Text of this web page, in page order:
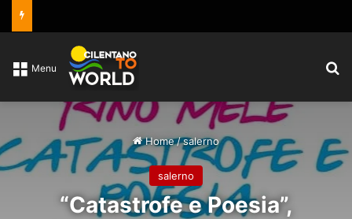
Menu
Home/salerno
salerno
“Catastrofe e Poesia”,